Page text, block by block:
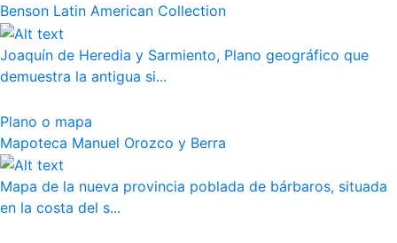
Benson Latin American Collection
Joaquín de Heredia y Sarmiento, Plano geográfico que
demuestra la antigua si...
Plano o mapa
Mapoteca Manuel Orozco y Berra
Mapa de la nueva provincia poblada de bárbaros, situada
en la costa del s...